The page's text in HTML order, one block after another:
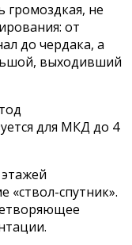
громоздкая, не
от
до чердака, а
выходивший
для МКД до 4
«ствол-спутник».